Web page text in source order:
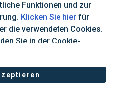
Hotline
- Fr: 08:30 - 16:30 Uhr
Cookie-Richtlinie
Funktionen und zur
Klicken Sie hier für
die verwendeten Cookies.
Sie in der Cookie-